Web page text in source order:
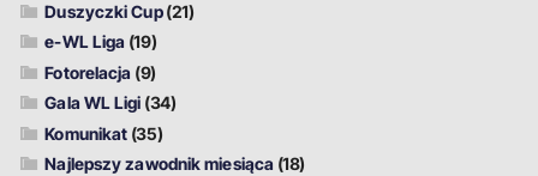
Duszyczki Cup(21)
e-WL Liga (19)
Fotorelacja (9)
Gala WL Ligi (34)
Komunikat (35)
Najlepszy zawodnik miesiąca (18)